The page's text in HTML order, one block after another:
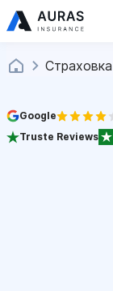
Google
Truste Reviews